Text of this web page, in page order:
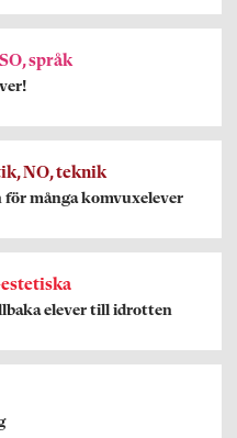
språk
NO, teknik
många komvuxelever
elever till idrotten